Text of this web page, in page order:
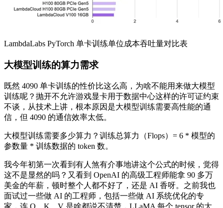
LambdaLabs PyTorch 单卡训练单位成本吞吐量对比表
大模型训练的算力需求
既然 4090 单卡训练的性价比这么高，为啥不能用来做大模型
训练呢？抛开不允许游戏显卡用于数据中心这样的许可证约束
不谈，从技术上讲，根本原因是大模型训练需要高性能的通
信，但 4090 的通信效率太低。
大模型训练需要多少算力？训练总算力（Flops）= 6 * 模型的
参数量 * 训练数据的 token 数。
我今年初第一次看到有人煞有介事地讲这个公式的时候，觉得
这不是显然的吗？又看到 OpenAI 的高级工程师能拿 90 多万
美金的年薪，顿时整个人都不好了，还是 AI 香呀。之前我也
面试过一些做 AI 的工程师，包括一些做 AI 系统优化的专
家，连 Q、K、V 是啥都说不清楚，LLaMA 每个 tensor 的大